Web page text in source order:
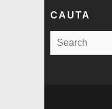
CAUTA
a